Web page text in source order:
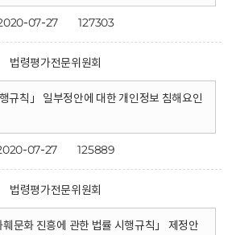
07-27 127303
법령평가전문위원회
규칙」 일부정안에 대한 개인정보 침해요인
07-27 125889
법령평가전문위원회
훼문화 진흥에 관한 법률 시행규칙」 제정안